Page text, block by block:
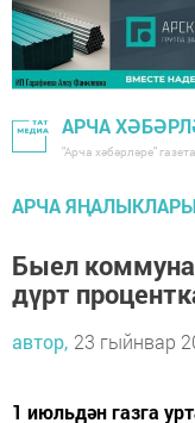
АРЧА
"Арча хәбәрләре"
АРЧА ЯҢАЛЫКЛАРЫ
Быел
дүрт
автор, 23 гыйнвар
1 июльдән газга